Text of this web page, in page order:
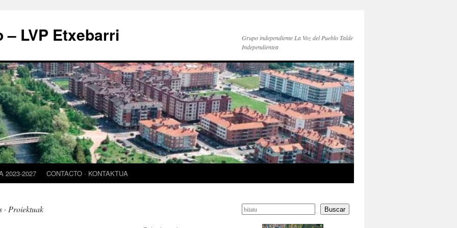
– LVP Etxebarri
Grupo independiente La Voz del Pueblo Talde
Independientea
2023-2027 CONTACTO · KONTAKTUA
· Proiektuak Buscar